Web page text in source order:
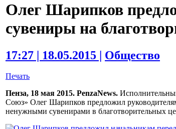
Олег Шарипков
сувениры на
17:27 | 18.05.2015 | Общество
Печать
Пенза, 18 мая 2015. PenzaNews.
Союз» Олег Шарипков предложил
ненужными сувенирами в благотворительных